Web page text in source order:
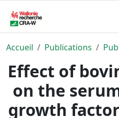
Accueil Publications
Effect of
on the
growth